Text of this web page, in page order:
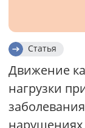
Статья
Движение
нагрузки
нарушениях